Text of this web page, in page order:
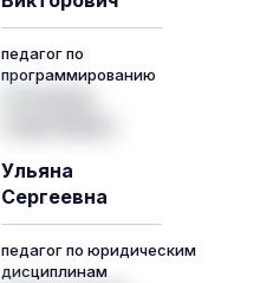
педагог по
программированию
Ульяна
Сергеевна
педагог по юридическим
дисциплинам